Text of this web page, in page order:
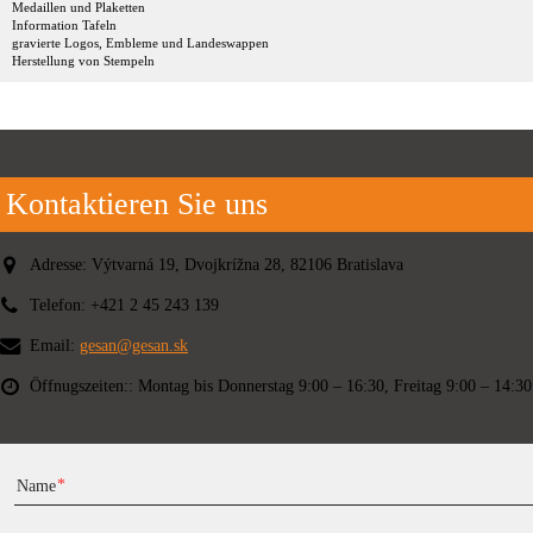
Medaillen und Plaketten
Information Tafeln
gravierte Logos, Embleme und Landeswappen
Herstellung von Stempeln
Kontaktieren Sie uns
Adresse: Výtvarná 19, Dvojkrížna 28, 82106 Bratislava
Telefon: +421 2 45 243 139
Email: gesan@gesan.sk
Öffnugszeiten:: Montag bis Donnerstag 9:00 – 16:30, Freitag 9:00 – 14:30
Name